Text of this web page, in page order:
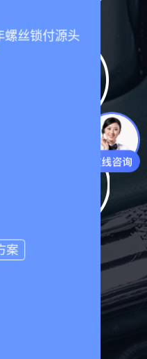
询了解：
螺丝锁付源头
案